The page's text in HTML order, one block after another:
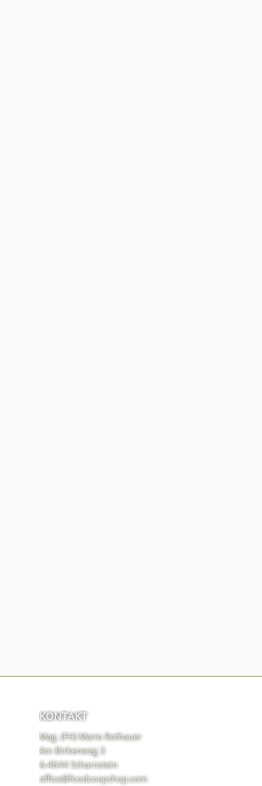
KONTAKT
Mag. (FH) Mario Rothauer
Am Birkenweg 3
A-4644 Scharnstein
office@foodcoopshop.com